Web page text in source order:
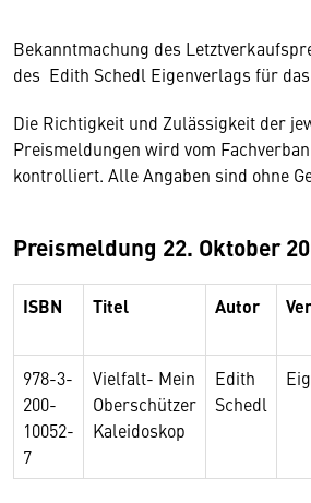
Bekanntmachung des
des Edith Schedl Eigenverlags für
Die Richtigkeit und Zulässigkeit der
Preismeldungen wird vom
kontrolliert. Alle Angaben sind ohne
Preismeldung 22. Oktober
ISBN Titel Autor
978-3-
200-
10052-
7
Vielfalt- Mein
Oberschützer
Kaleidoskop
Edith
Schedl